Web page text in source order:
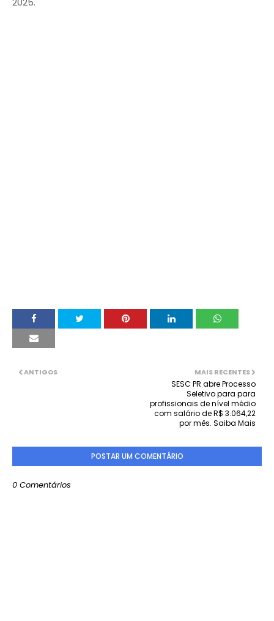
MAIS RECENTES
SESC PR abre Processo
Seletivo para para
profissionais de nível médio
com salário de R$ 3.064,22
por mês. Saiba Mais
ANTIGOS
POSTAR UM COMENTÁRIO
0 Comentários